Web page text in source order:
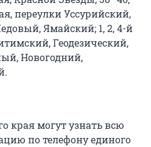
переулки Уссурийский,
Ямайский; 1, 2, 4-й
Геодезический,
Новогодний,
края могут узнать всю
по телефону единого